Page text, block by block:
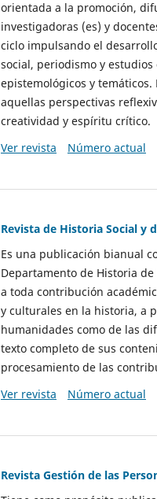
orientada a la promoción,
investigadoras (es) y
ciclo impulsando el
social, periodismo y
epistemológicos y
aquellas perspectivas
creatividad y espíritu crítico.
Ver revista
Número actual
Revista de Historia Social y
Es una publicación bianual
Departamento de Historia
a toda contribución
y culturales en la historia, a
humanidades como de las
texto completo de sus
procesamiento de las
Ver revista
Número actual
Revista Gestión de las